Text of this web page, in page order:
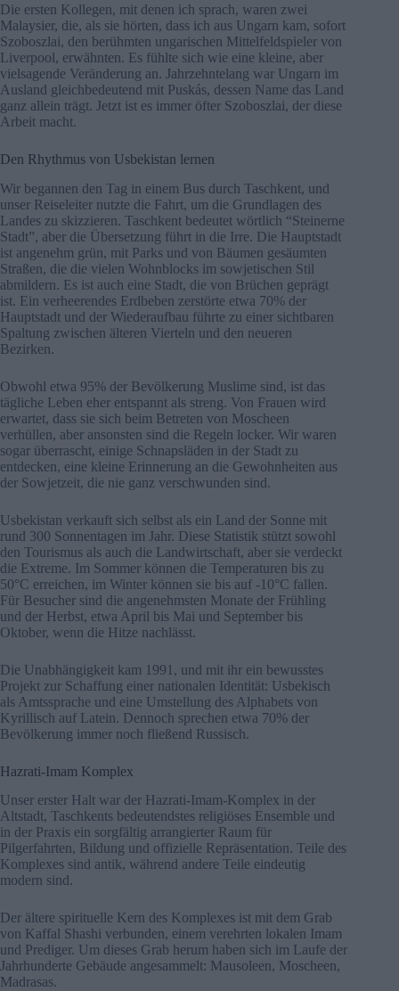
Die ersten Kollegen, mit denen ich sprach, waren zwei
Malaysier, die, als sie hörten, dass ich aus Ungarn kam, sofort
Szoboszlai, den berühmten ungarischen Mittelfeldspieler von
Liverpool, erwähnten. Es fühlte sich wie eine kleine, aber
vielsagende Veränderung an. Jahrzehntelang war Ungarn im
Ausland gleichbedeutend mit Puskás, dessen Name das Land
ganz allein trägt. Jetzt ist es immer öfter Szoboszlai, der diese
Arbeit macht.
Den Rhythmus von Usbekistan lernen
Wir begannen den Tag in einem Bus durch Taschkent, und
unser Reiseleiter nutzte die Fahrt, um die Grundlagen des
Landes zu skizzieren. Taschkent bedeutet wörtlich “Steinerne
Stadt”, aber die Übersetzung führt in die Irre. Die Hauptstadt
ist angenehm grün, mit Parks und von Bäumen gesäumten
Straßen, die die vielen Wohnblocks im sowjetischen Stil
abmildern. Es ist auch eine Stadt, die von Brüchen geprägt
ist. Ein verheerendes Erdbeben zerstörte etwa 70% der
Hauptstadt und der Wiederaufbau führte zu einer sichtbaren
Spaltung zwischen älteren Vierteln und den neueren
Bezirken.
Obwohl etwa 95% der Bevölkerung Muslime sind, ist das
tägliche Leben eher entspannt als streng. Von Frauen wird
erwartet, dass sie sich beim Betreten von Moscheen
verhüllen, aber ansonsten sind die Regeln locker. Wir waren
sogar überrascht, einige Schnapsläden in der Stadt zu
entdecken, eine kleine Erinnerung an die Gewohnheiten aus
der Sowjetzeit, die nie ganz verschwunden sind.
Usbekistan verkauft sich selbst als ein Land der Sonne mit
rund 300 Sonnentagen im Jahr. Diese Statistik stützt sowohl
den Tourismus als auch die Landwirtschaft, aber sie verdeckt
die Extreme. Im Sommer können die Temperaturen bis zu
50°C erreichen, im Winter können sie bis auf -10°C fallen.
Für Besucher sind die angenehmsten Monate der Frühling
und der Herbst, etwa April bis Mai und September bis
Oktober, wenn die Hitze nachlässt.
Die Unabhängigkeit kam 1991, und mit ihr ein bewusstes
Projekt zur Schaffung einer nationalen Identität: Usbekisch
als Amtssprache und eine Umstellung des Alphabets von
Kyrillisch auf Latein. Dennoch sprechen etwa 70% der
Bevölkerung immer noch fließend Russisch.
Hazrati-Imam Komplex
Unser erster Halt war der Hazrati-Imam-Komplex in der
Altstadt, Taschkents bedeutendstes religiöses Ensemble und
in der Praxis ein sorgfältig arrangierter Raum für
Pilgerfahrten, Bildung und offizielle Repräsentation. Teile des
Komplexes sind antik, während andere Teile eindeutig
modern sind.
Der ältere spirituelle Kern des Komplexes ist mit dem Grab
von Kaffal Shashi verbunden, einem verehrten lokalen Imam
und Prediger. Um dieses Grab herum haben sich im Laufe der
Jahrhunderte Gebäude angesammelt: Mausoleen, Moscheen,
Madrasas.